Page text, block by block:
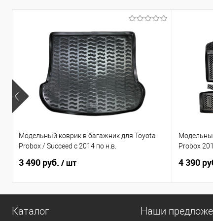
Модельный коврик в багажник для Toyota
Probox / Succeed с 2014 по н.в.
3 490 руб. / шт
Probox
4 390
Каталог Наши